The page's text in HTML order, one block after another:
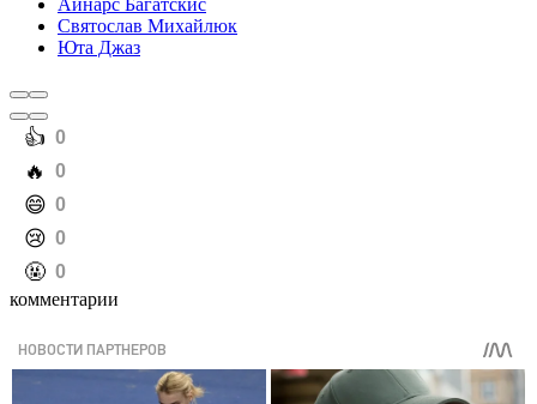
Айнарс Багатскис
Святослав Михайлюк
Юта Джаз
️👍 0
️🔥 0
️😄 0
️😢 0
️🤬 0
комментарии